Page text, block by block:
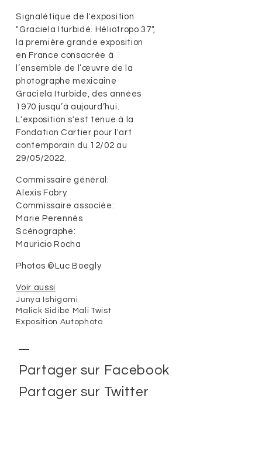
Signalétique de l'exposition
"Graciela Iturbidé. Héliotropo 37",
la première grande exposition
en France consacrée à
l’ensemble de l’œuvre de la
photographe mexicaine
Graciela Iturbide, des années
1970 jusqu’à aujourd’hui.
L'exposition s'est tenue à la
Fondation Cartier pour l'art
contemporain du 12/02 au
29/05/2022.
Commissaire général:
Alexis Fabry
Commissaire associée:
Marie Perennès
Scénographe:
Mauricio Rocha
Photos ©Luc Boegly
Voir aussi
Junya Ishigami
Malick Sidibé Mali Twist
Exposition Autophoto
Partager sur Facebook
Partager sur Twitter